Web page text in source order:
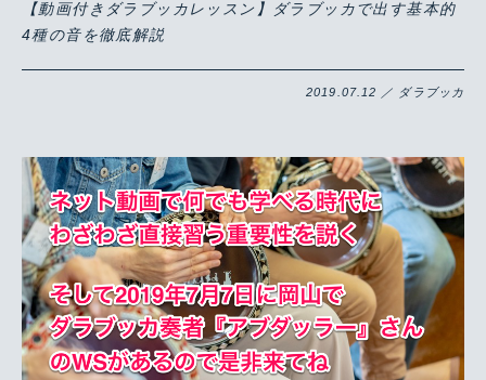
【動画付きダラブッカレッスン】ダラブッカで出す基本的
4種の音を徹底解説
2019.07.12 ／ ダラブッカ